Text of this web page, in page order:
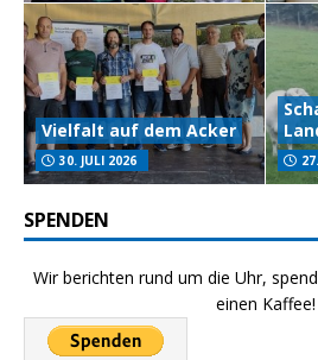
Vielfalt auf dem Acker
30. JULI 2026
SPENDEN
Wir berichten rund um die Uhr,
einen Kaffee!